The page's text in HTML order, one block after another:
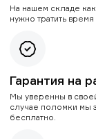
На нашем складе
нужно тратить
Гарантия на
Мы уверенны в
случае поломки мы
бесплатно.